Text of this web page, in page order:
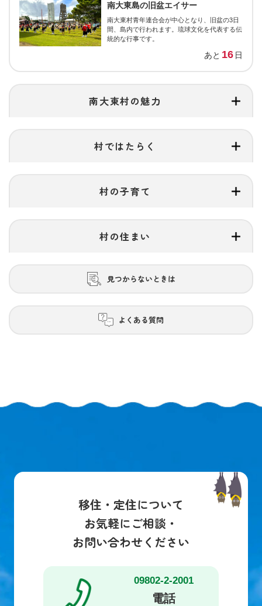
南大東島の旧盆エイサー
南大東村青年連合会が中心となり、旧盆の3日
間、島内で行われます。琉球文化を代表する伝
統的な行事です。
あと 16 日
南大東村の魅力
村ではたらく
村の子育て
村の住まい
見つからないときは
よくある質問
移住・定住について
お気軽にご相談・
お問い合わせください
09802-2-2001
電話